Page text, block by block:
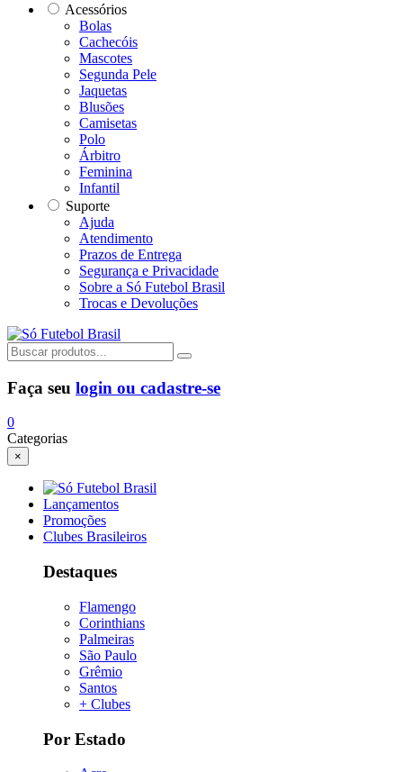
Acessórios
Bolas
Cachecóis
Mascotes
Segunda Pele
Jaquetas
Blusões
Camisetas
Polo
Árbitro
Feminina
Infantil
Suporte
Ajuda
Atendimento
Prazos de Entrega
Segurança e Privacidade
Sobre a Só Futebol Brasil
Trocas e Devoluções
Faça seu login ou cadastre-se
0
Categorias
×
Lançamentos
Promoções
Clubes Brasileiros
Destaques
Flamengo
Corinthians
Palmeiras
São Paulo
Grêmio
Santos
+ Clubes
Por Estado